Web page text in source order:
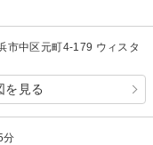
市中区元町4-179 ウィスタ
を見る
分